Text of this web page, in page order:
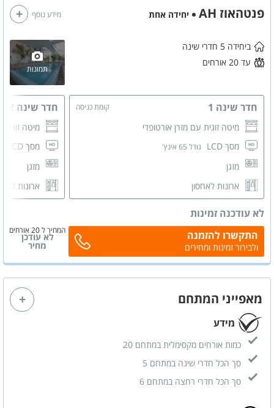
פנטהאוז AH יחידה אחת
תמונות
ביחידה 5 חדרי שינה
עד 20 אורחים
חדר שינה 1 קומת כניסה
מיטה זוגית עם מזרן אורטופדי
מסך LCD
גודל 65 אינץ'
מזגן
ארונות לאחסון
חדר רחצה פרטי
חדר שינה 2
מיטה
מסך LCD
מזגן
ארונות
חדר רחצה
מידע נוסף
המחיר ל 20 אורחים
לא עודכנה זמינות
לא עודכן
מחיר
התקשרו להזמנה
ולבירור זמינות ומחירים
מאפייני המתחם
מידע
כמות אורחים מקסימלית במתחם 20
סך הכל חדרי שינה במתחם 5
סך הכל חדרי רחצה במתחם 6